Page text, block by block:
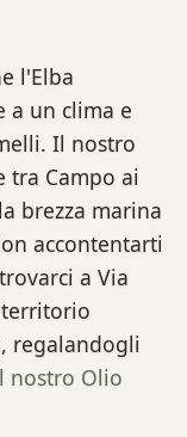
l'Elba
a un clima e
Il nostro
tra Campo ai
brezza marina
accontentarti
a Via
regalandogli
nostro Olio